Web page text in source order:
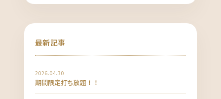
最新記事
2026.04.30
期間限定打ち放題！！